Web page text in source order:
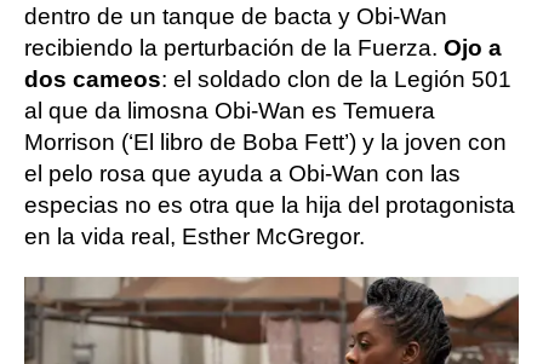
dentro de un tanque de bacta y Obi-Wan
recibiendo la perturbación de la Fuerza. Ojo a
dos cameos: el soldado clon de la Legión 501
al que da limosna Obi-Wan es Temuera
Morrison (‘El libro de Boba Fett’) y la joven con
el pelo rosa que ayuda a Obi-Wan con las
especias no es otra que la hija del protagonista
en la vida real, Esther McGregor.